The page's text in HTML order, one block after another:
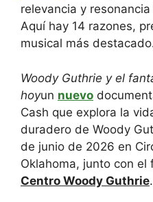
relevancia y
Aquí hay 14 razones,
musical más
Woody Guthrie y el
hoyun nuevo
Cash que explora la
duradero de Woody
de junio de 2026 en
Oklahoma, junto con
Centro Woody Guthrie.